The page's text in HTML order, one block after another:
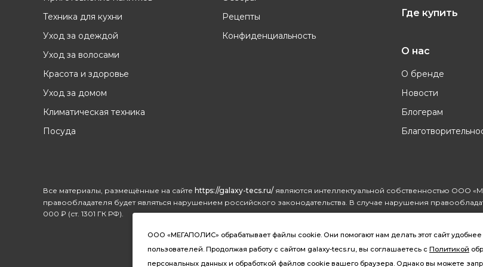
Техника для кухни
Уход за одеждой
Уход за волосами
Красота и здоровье
Уход за домом
Климатическая техника
Посуда
Рецепты
Конфиденциальность
Где купить
О нас
О бренде
Новости
Блогерам
Все материалы, размещённые на сайте https://galaxy-tecs.ru/ являются интеллектуальной собственностью ООО
правообладателя будет являться нарушением российского законодательства. В случае нарушения
000 ₽ (ст. 1301 ГК РФ).
ООО «МЕГАПОЛИС» обрабатывает файлы cookie. Они помогают нам делать этот сайт
пользователей. Продолжая работу с сайтом galaxy-tecs.ru, вы соглашаетесь с Политикой
персональных данных и обработкой файлов cookie вашего браузера. Однако вы можете